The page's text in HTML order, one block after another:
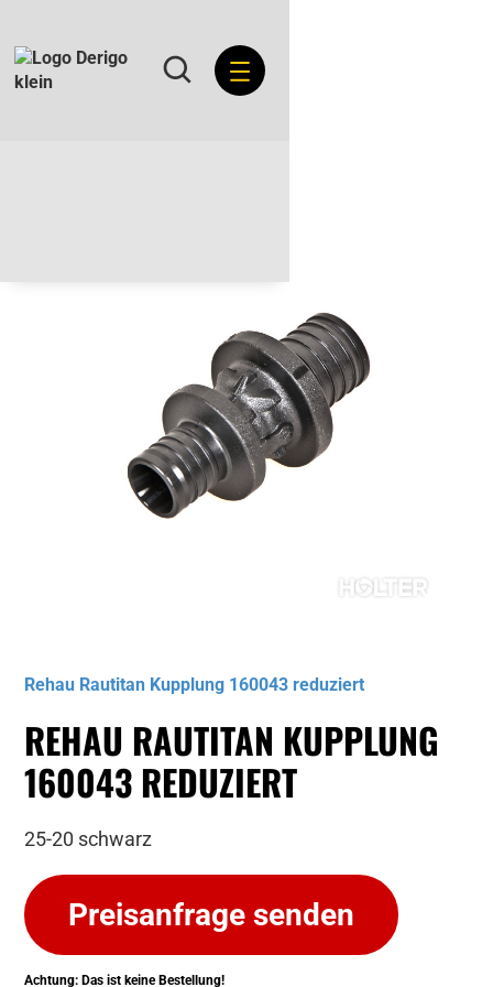
Rehau Rautitan Kupplung 160043 reduziert
REHAU RAUTITAN KUPPLUNG
160043 REDUZIERT
25-20 schwarz
Preisanfrage senden
Achtung: Das ist keine Bestellung!